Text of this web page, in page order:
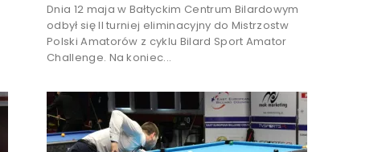
Dnia 12 maja w Bałtyckim Centrum Bilardowym
odbył się II turniej eliminacyjny do Mistrzostw
Polski Amatorów z cyklu Bilard Sport Amator
Challenge. Na koniec...